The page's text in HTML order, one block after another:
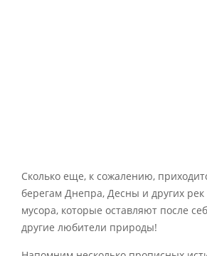
Сколько еще, к сожалению,
берегам Днепра, Десны и других
мусора, которые оставляют после
другие любители природы!